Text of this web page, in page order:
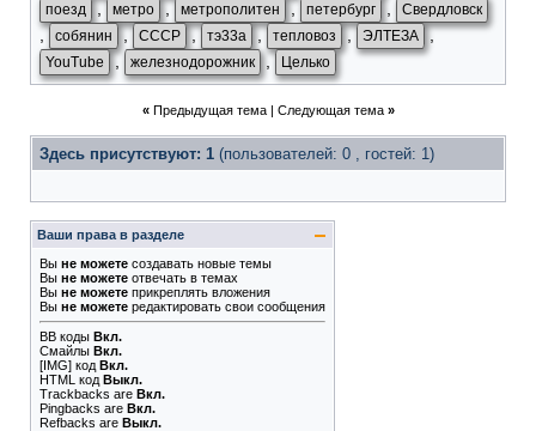
поезд , метро , метрополитен , петербург Свердловск
, собянин , СССР , тэ33а , тепловоз , ЭЛТЕЗА ,
YouTube , железнодорожник , Целько
« Предыдущая тема| Следующая тема »
Здесь присутствуют: 1 (пользователей: 0 , гостей: 1)
Ваши права в разделе
Вы не можете создавать новые темы
Вы не можете отвечать в темах
Вы не можете прикреплять вложения
Вы не можете редактировать свои сообщения
BB коды Вкл.
Смайлы Вкл.
[IMG] код Вкл.
HTML код Выкл.
Trackbacks are Вкл.
Pingbacks are Вкл.
Refbacks are Выкл.